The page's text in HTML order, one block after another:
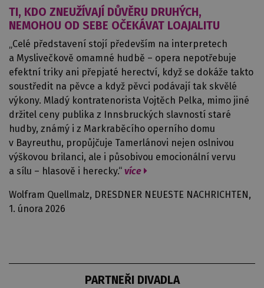
TI, KDO ZNEUŽÍVAJÍ DŮVĚRU DRUHÝCH,
NEMOHOU OD SEBE OČEKÁVAT LOAJALITU
„Celé představení stojí především na interpretech
a Myslivečkově omamné hudbě – opera nepotřebuje
efektní triky ani přepjaté herectví, když se dokáže takto
soustředit na pěvce a když pěvci podávají tak skvělé
výkony. Mladý kontratenorista Vojtěch Pelka, mimo jiné
držitel ceny publika z Innsbruckých slavností staré
hudby, známý i z Markraběcího operního domu
v Bayreuthu, propůjčuje Tamerlánovi nejen oslnivou
výškovou brilanci, ale i působivou emocionální vervu
a sílu – hlasově i herecky.“ více
Wolfram Quellmalz, DRESDNER NEUESTE NACHRICHTEN,
1. února 2026
PARTNEŘI DIVADLA